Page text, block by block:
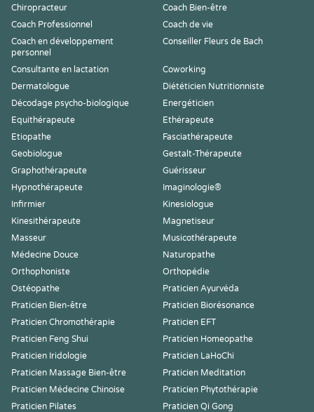
Chiropracteur
Coach Bien-être
Coach Professionnel
Coach de vie
Coach en développement
personnel
Conseiller Fleurs de Bach
Consultante en lactation
Coworking
Dermatologue
Diététicien Nutritionniste
Décodage psycho-biologique
Energéticien
Equithérapeute
Ethérapeute
Etiopathe
Fasciathérapeute
Geobiologue
Gestalt-Thérapeute
Graphothérapeute
Guérisseur
Hypnothérapeute
Imaginologie®
Infirmier
Kinesiologue
Kinesithérapeute
Magnetiseur
Masseur
Musicothérapeute
Médecine Douce
Naturopathe
Orthophoniste
Orthopédie
Ostéopathe
Praticien Ayurvéda
Praticien Bien-être
Praticien Biorésonance
Praticien Chromothérapie
Praticien EFT
Praticien Feng Shui
Praticien Homeopathe
Praticien Iridologie
Praticien LaHoChi
Praticien Massage Bien-être
Praticien Meditation
Praticien Médecine Chinoise
Praticien Phytothérapie
Praticien Pilates
Praticien Qi Gong